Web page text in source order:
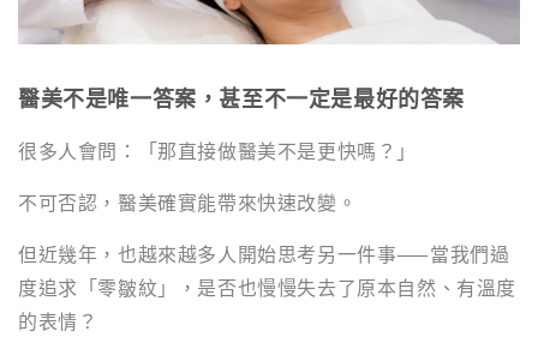
醫美不是唯一答案，甚至不一定是最好的答案
很多人會問：「那直接做醫美不是更快嗎？」
不可否認，醫美確實能帶來快速改變。
但近幾年，也越來越多人開始思考另一件事——當我們過
度追求「零皺紋」，是否也慢慢失去了原本自然、有溫度
的表情？